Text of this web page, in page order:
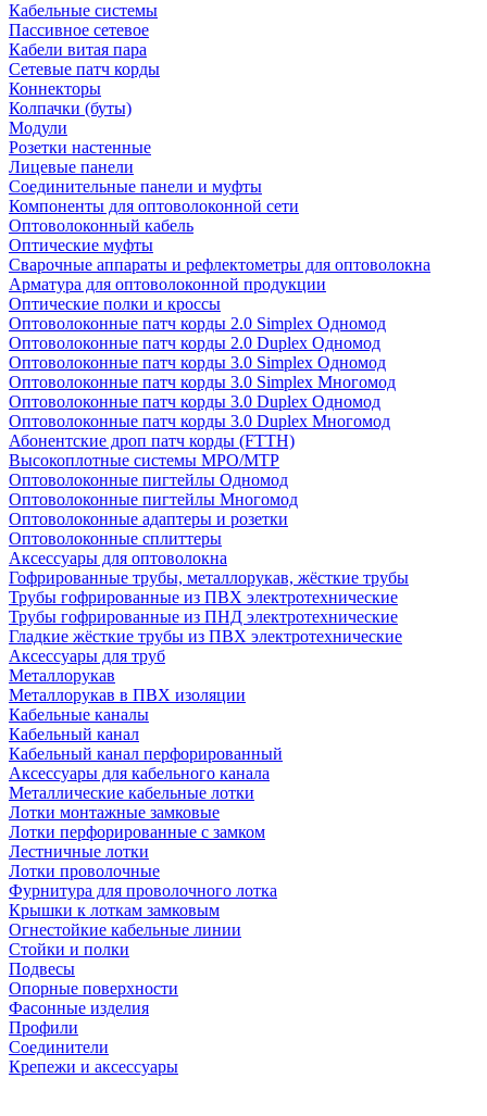
Кабельные системы
Пассивное сетевое
Кабели витая пара
Сетевые патч корды
Коннекторы
Колпачки (буты)
Модули
Розетки настенные
Лицевые панели
Соединительные панели и муфты
Компоненты для оптоволоконной сети
Оптоволоконный кабель
Оптические муфты
Сварочные аппараты и рефлектометры для оптоволокна
Арматура для оптоволоконной продукции
Оптические полки и кроссы
Оптоволоконные патч корды 2.0 Simplex Одномод
Оптоволоконные патч корды 2.0 Duplex Одномод
Оптоволоконные патч корды 3.0 Simplex Одномод
Оптоволоконные патч корды 3.0 Simplex Многомод
Оптоволоконные патч корды 3.0 Duplex Одномод
Оптоволоконные патч корды 3.0 Duplex Многомод
Абонентские дроп патч корды (FTTH)
Высокоплотные системы MPO/MTP
Оптоволоконные пигтейлы Одномод
Оптоволоконные пигтейлы Многомод
Оптоволоконные адаптеры и розетки
Оптоволоконные сплиттеры
Аксессуары для оптоволокна
Гофрированные трубы, металлорукав, жёсткие трубы
Трубы гофрированные из ПВХ электротехнические
Трубы гофрированные из ПНД электротехнические
Гладкие жёсткие трубы из ПВХ электротехнические
Аксессуары для труб
Металлорукав
Металлорукав в ПВХ изоляции
Кабельные каналы
Кабельный канал
Кабельный канал перфорированный
Аксессуары для кабельного канала
Металлические кабельные лотки
Лотки монтажные замковые
Лотки перфорированные с замком
Лестничные лотки
Лотки проволочные
Фурнитура для проволочного лотка
Крышки к лоткам замковым
Огнестойкие кабельные линии
Стойки и полки
Подвесы
Опорные поверхности
Фасонные изделия
Профили
Соединители
Крепежи и аксессуары